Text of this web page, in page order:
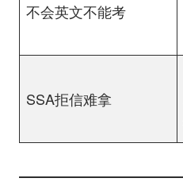
不会英文不能考
SSA拒信难拿